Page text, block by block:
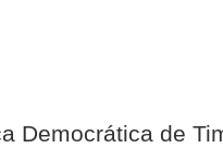
Democrática de